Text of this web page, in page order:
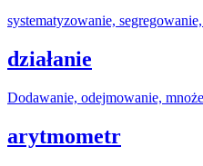
systematyzowanie, segregowanie,
działanie
Dodawanie, odejmowanie,
arytmometr